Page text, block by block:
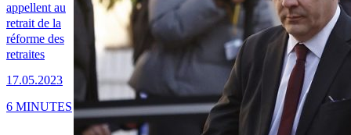
appellent au
retrait de la
réforme des
retraites
17.05.2023
6 MINUTES